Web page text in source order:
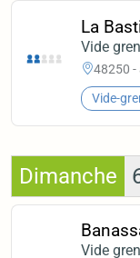
La
Vide
48250 -
Vide-
Dimanche
Vide